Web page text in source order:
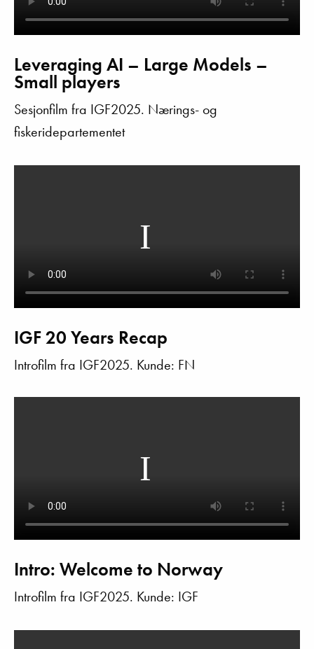
Leveraging AI – Large Models –
Small players
Sesjonfilm fra IGF2025. Nærings- og
fiskeridepartementet
IGF 20 Years Recap
Introfilm fra IGF2025. Kunde: FN
Intro: Welcome to Norway
Introfilm fra IGF2025. Kunde: IGF